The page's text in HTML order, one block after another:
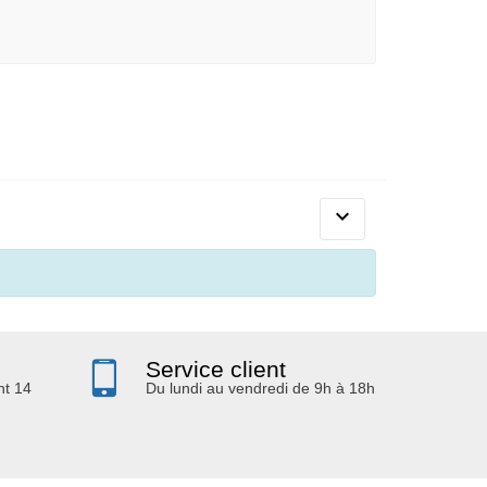

14
Service client
Du lundi au vendredi de 9h à 18h